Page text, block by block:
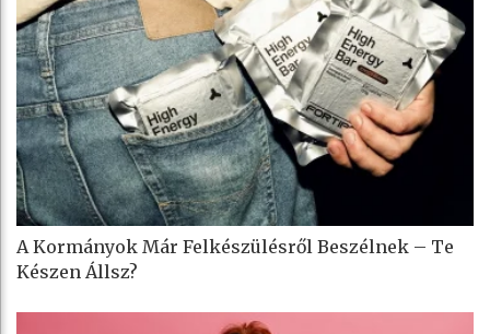
A Kormányok Már Felkészülésről Beszélnek – Te
Készen Állsz?